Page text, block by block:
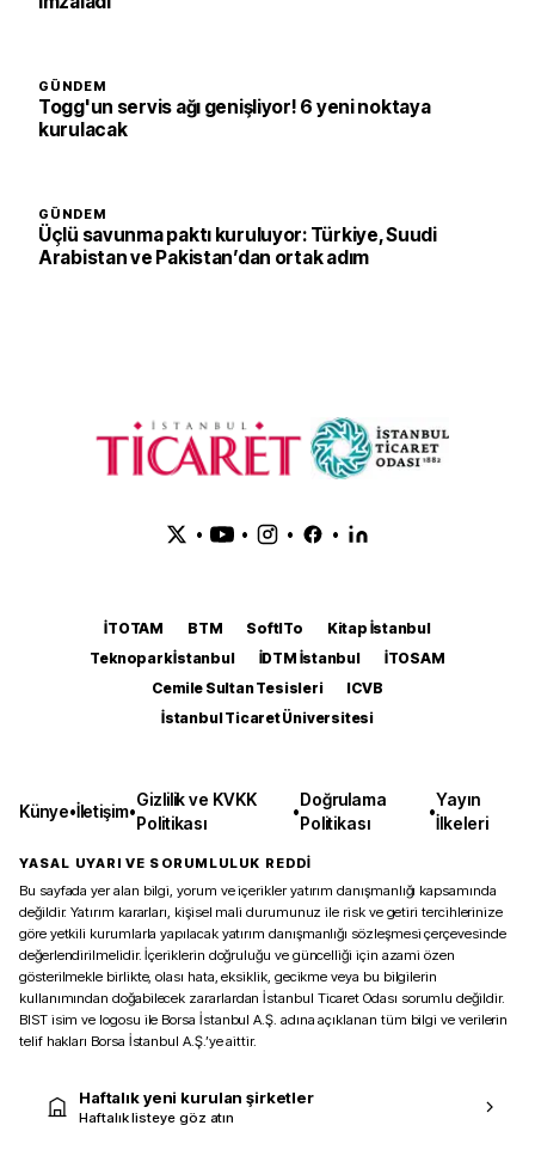
GÜNDEM
Togg'un servis ağı genişliyor! 6 yeni noktaya
kurulacak
GÜNDEM
Üçlü savunma paktı kuruluyor: Türkiye, Suudi
Arabistan ve Pakistan’dan ortak adım
• • • •
İTOTAM BTM SoftITo
Kitap İstanbul
Teknopark İstanbul
İDTM İstanbul
İTOSAM
Cemile Sultan Tesisleri
ICVB
İstanbul Ticaret Üniversitesi
Künye•İletişim•
Gizlilik ve KVKK
Politikası
•
Doğrulama
Politikası
•
Yayın
İlkeleri
YASAL UYARI VE SORUMLULUK REDDİ
Bu sayfada yer alan bilgi, yorum ve içerikler yatırım danışmanlığı kapsamında
değildir. Yatırım kararları, kişisel mali durumunuz ile risk ve getiri tercihlerinize
göre yetkili kurumlarla yapılacak yatırım danışmanlığı sözleşmesi çerçevesinde
değerlendirilmelidir. İçeriklerin doğruluğu ve güncelliği için azami özen
gösterilmekle birlikte, olası hata, eksiklik, gecikme veya bu bilgilerin
kullanımından doğabilecek zararlardan İstanbul Ticaret Odası sorumlu değildir.
BIST isim ve logosu ile Borsa İstanbul A.Ş. adına açıklanan tüm bilgi ve verilerin
telif hakları Borsa İstanbul A.Ş.’ye aittir.
Haftalık yeni kurulan şirketler
Haftalık listeye göz atın